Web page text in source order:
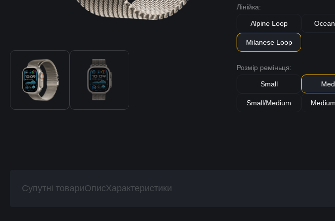
Лінійка:
Alpine Loop
Milanese Loop
Розмір реміньця:
Small
Small/Medium
Супутні товариОписХарактеристики